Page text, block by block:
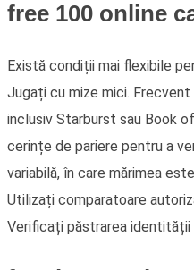
free 100 online
Există condiții mai flexibile
Jugați cu mize mici.
inclusiv Starburst sau Book
cerințe de pariere pentru a
variabilă, în care mărimea
Utilizați comparatoare
Verificați păstrarea identității